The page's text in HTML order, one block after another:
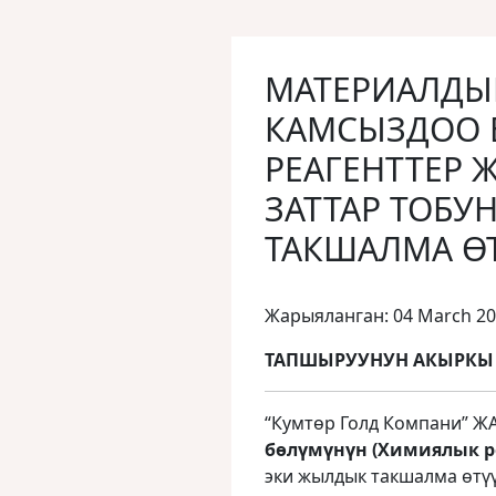
КАМСЫЗДОО
ЗАТТАР
ТАКШАЛМА
Жарыяланган: 04 March
ТАПШЫРУУНУН АКЫРКЫ
“Кумтөр Голд Компани”
бөлүмүнүн (Химиялык
эки жылдык такшалма